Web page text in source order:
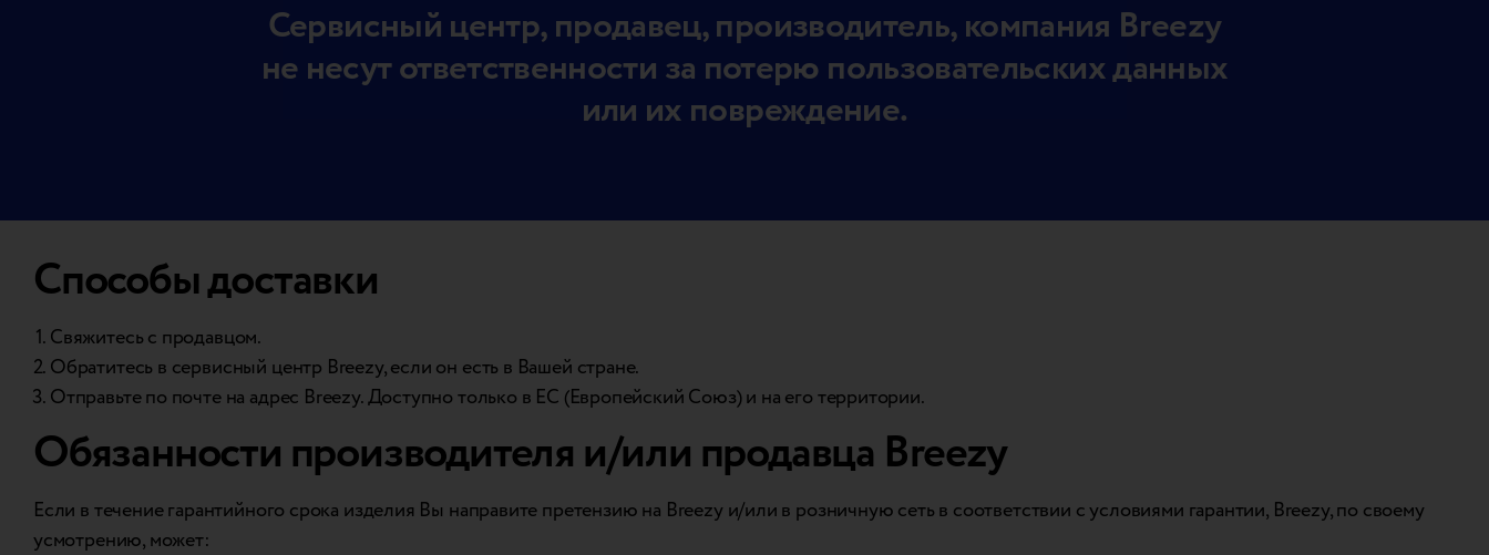
Сервисный центр, продавец, производитель, компания Breezy
не несут ответственности за потерю пользовательских данных
или их повреждение.
Способы доставки
Свяжитесь с продавцом.
Обратитесь в сервисный центр Breezy, если он есть в Вашей стране.
Отправьте по почте на адрес Breezy. Доступно только в ЕС (Европейский Союз) и на его территории.
Обязанности производителя и/или продавца Breezy
Если в течение гарантийного срока изделия Вы направите претензию на Breezy и/или в розничную сеть в соответствии с условиями гарантии, Breezy, по своему
усмотрению, может: